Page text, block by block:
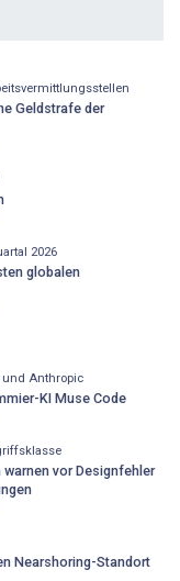
Geldstrafe der
2026
globalen
und Anthropic
KI Muse Code
vor Designfehler
Nearshoring-Standort